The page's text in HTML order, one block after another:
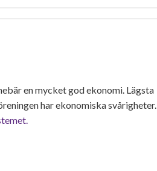
en mycket god ekonomi. Lägsta
har ekonomiska svårigheter.